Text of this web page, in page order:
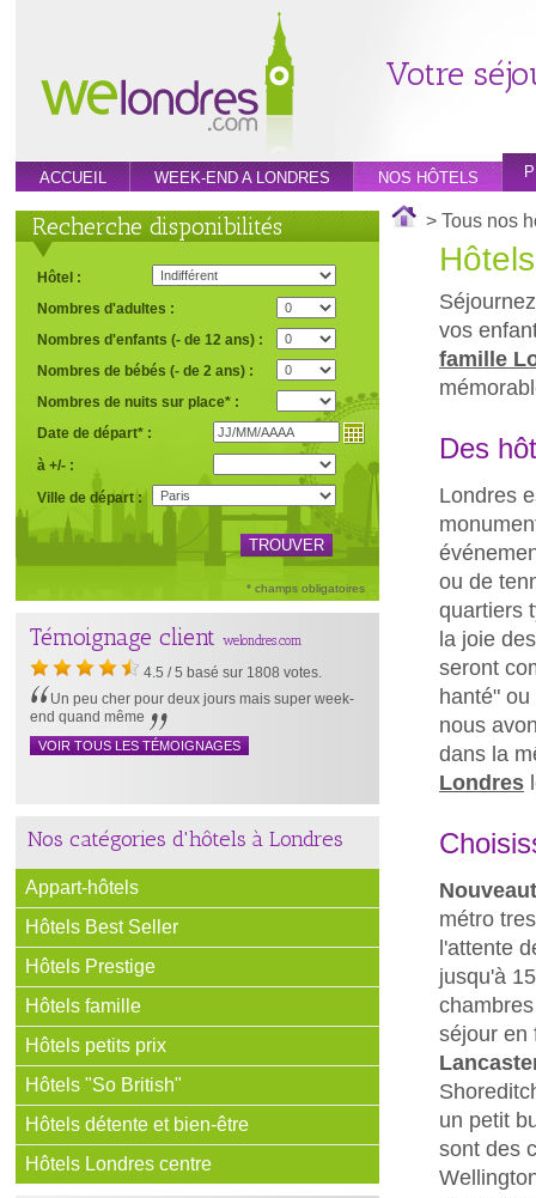
Votre
ACCUEIL WEEK-END A LONDRES NOS HÔTELS
> Tous nos
vos
famille
Des
Londres
ou de
quartiers
la joie
seront
hanté"
nous
dans la
Londres
métro
l'attente
jusqu'à
séjour en
un petit
sont des
Recherche disponibilités
Hôtel :
Nombres d'adultes :
Nombres d'enfants (- de 12 ans) :
Nombres de bébés (- de 2 ans) :
Nombres de nuits sur place* :
Date de départ* :
à +/- :
Ville de départ :
* champs obligatoires
Témoignage client welondres.com
4.5 /5 basé sur 1808 votes.
Un peu cher pour deux jours mais super week-
end quand même
VOIR TOUS LES TÉMOIGNAGES
Nos catégories d'hôtels à Londres
Appart-hôtels
Hôtels Best Seller
Hôtels Prestige
Hôtels famille
Hôtels petits prix
Hôtels "So British"
Hôtels détente et bien-être
Hôtels Londres centre